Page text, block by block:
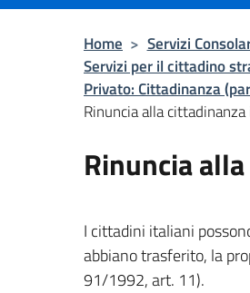
Home > Servizi
Servizi per il cittadino
Privato: Cittadinanza
Rinuncia alla
Rinuncia
I cittadini italiani
abbiano trasferito, la
91/1992, art. 11).